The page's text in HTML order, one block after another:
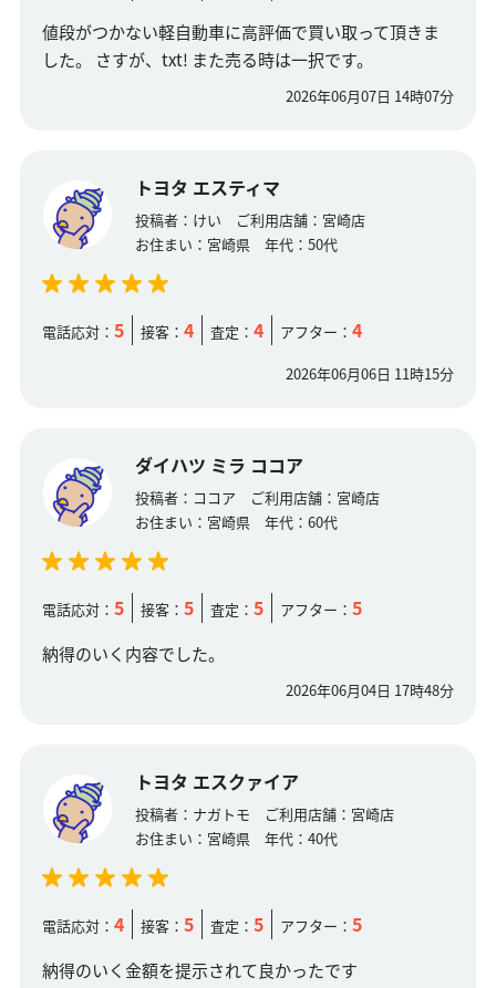
値段がつかない軽自動車に高評価で買い取って頂きま
した。 さすが、txt! また売る時は一択です。
2026年06月07日 14時07分
トヨタ エスティマ
投稿者： けい ご利用店舗： 宮崎店
お住まい： 宮崎県 年代： 50代
電話応対： 5 接客： 4 査定： 4 アフター： 4
2026年06月06日 11時15分
ダイハツ ミラ ココア
投稿者： ココア ご利用店舗： 宮崎店
お住まい： 宮崎県 年代： 60代
電話応対： 5 接客： 5 査定： 5 アフター： 5
納得のいく内容でした。
2026年06月04日 17時48分
トヨタ エスクァイア
投稿者： ナガトモ ご利用店舗： 宮崎店
お住まい： 宮崎県 年代： 40代
電話応対： 4 接客： 5 査定： 5 アフター： 5
納得のいく金額を提示されて良かったです